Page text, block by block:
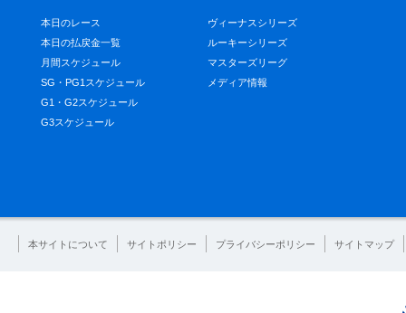
本日のレース
本日の払戻金一覧
月間スケジュール
SG・PG1スケジュール
G1・G2スケジュール
G3スケジュール
ヴィーナスシリーズ
ルーキーシリーズ
マスターズリーグ
メディア情報
本サイトについて サイトポリシー プライバシーポリシー サイトマップ